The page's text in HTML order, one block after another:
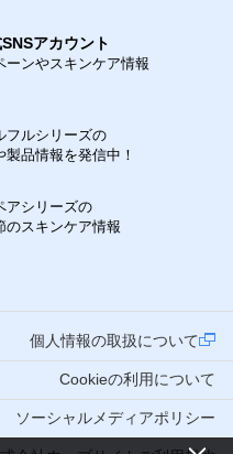
アカウント
ーンやスキンケア情報
フルシリーズの
製品情報を発信中！
アシリーズの
のスキンケア情報
個人情報の取扱について
Cookieの利用について
ソーシャルメディアポリシー